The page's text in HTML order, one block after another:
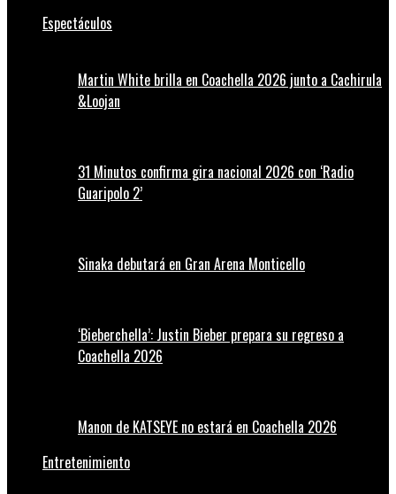
Espectáculos
Martin White brilla en Coachella 2026 junto a Cachirula
&Loojan
31 Minutos confirma gira nacional 2026 con ‘Radio
Guaripolo 2’
Sinaka debutará en Gran Arena Monticello
‘Bieberchella’: Justin Bieber prepara su regreso a
Coachella 2026
Manon de KATSEYE no estará en Coachella 2026
Entretenimiento